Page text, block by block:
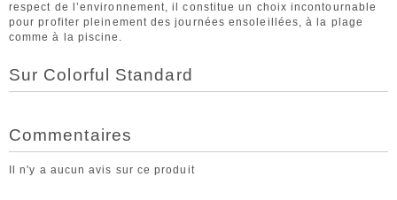
respect de l’environnement, il constitue un choix incontournable
pour profiter pleinement des journées ensoleillées, à la plage
comme à la piscine.
Sur Colorful Standard
Commentaires
Il n'y a aucun avis sur ce produit